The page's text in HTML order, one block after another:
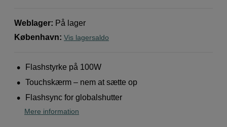
Weblager: På lager
København: Vis lagersaldo
Flashstyrke på 100W
Touchskærm – nem at sætte op
Flashsync for globalshutter
Mere information